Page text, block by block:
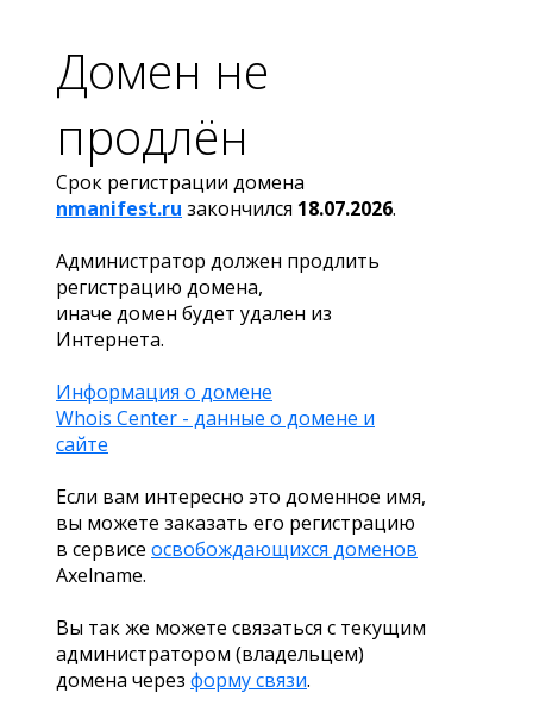
Домен не
продлён
Срок регистрации домена
nmanifest.ru закончился 18.07.2026.
Администратор должен продлить
регистрацию домена,
иначе домен будет удален из
Интернета.
Информация о домене
Whois Center - данные о домене и
сайте
Если вам интересно это доменное имя,
вы можете заказать его регистрацию
в сервисе освобождающихся доменов
Axelname.
Вы так же можете связаться с текущим
администратором (владельцем)
домена через форму связи.